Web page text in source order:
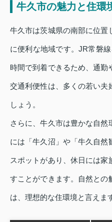
牛久市の魅力と住環
牛久市は茨城県の南部に位置
に便利な地域です。JR常磐
時間で到着できるため、通勤
交通利便性は、多くの若い夫
しょう。
さらに、牛久市は豊かな自
には「牛久沼」や「牛久自然
スポットがあり、休日には
すことができます。自然との
は、理想的な住環境と言えま